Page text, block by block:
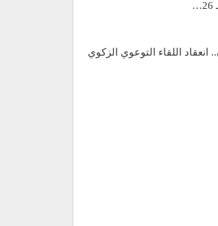
اللقاء التوعوي الزكوي